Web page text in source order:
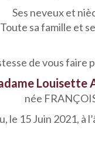
Ses neveux et
Toute sa famille et
de vous faire
Louisette
née
le 15 Juin 2021, à